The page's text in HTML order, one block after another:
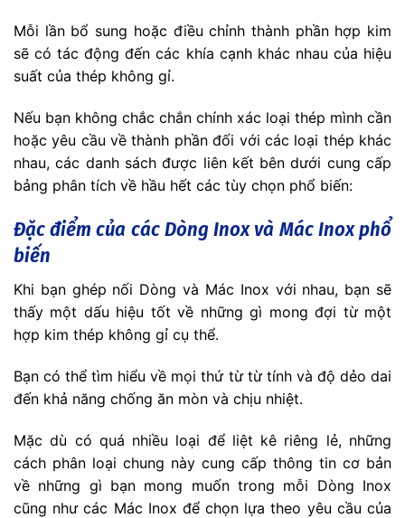
Mỗi lần bổ sung hoặc điều chỉnh thành phần hợp kim
sẽ có tác động đến các khía cạnh khác nhau của hiệu
suất của thép không gỉ.
Nếu bạn không chắc chắn chính xác loại thép mình cần
hoặc yêu cầu về thành phần đối với các loại thép khác
nhau, các danh sách được liên kết bên dưới cung cấp
bảng phân tích về hầu hết các tùy chọn phổ biến:
Đặc điểm của các Dòng Inox và Mác Inox phổ
biến
Khi bạn ghép nối Dòng và Mác Inox với nhau, bạn sẽ
thấy một dấu hiệu tốt về những gì mong đợi từ một
hợp kim thép không gỉ cụ thể.
Bạn có thể tìm hiểu về mọi thứ từ từ tính và độ dẻo dai
đến khả năng chống ăn mòn và chịu nhiệt.
Mặc dù có quá nhiều loại để liệt kê riêng lẻ, những
cách phân loại chung này cung cấp thông tin cơ bản
về những gì bạn mong muốn trong mỗi Dòng Inox
cũng như các Mác Inox để chọn lựa theo yêu cầu của